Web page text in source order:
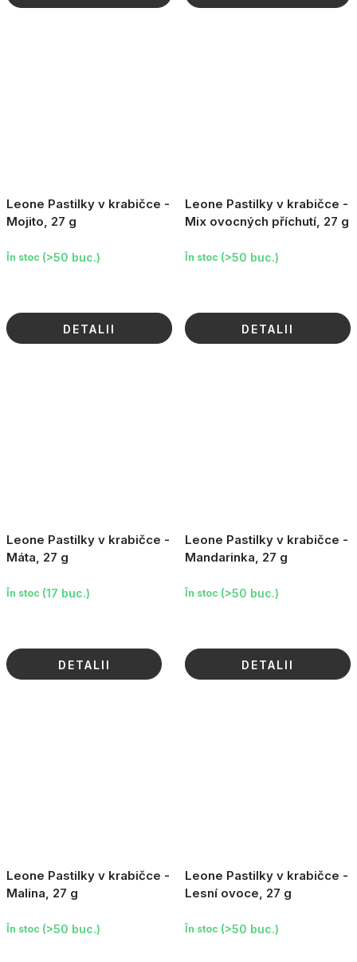
Leone Pastilky v krabičce -
Mojito, 27 g
În stoc (>50 buc.)
DETALII
Leone Pastilky v krabičce -
Mix ovocných příchutí, 27 g
În stoc (>50 buc.)
DETALII
Leone Pastilky v krabičce -
Máta, 27 g
În stoc (17 buc.)
DETALII
Leone Pastilky v krabičce -
Mandarinka, 27 g
În stoc (>50 buc.)
DETALII
Leone Pastilky v krabičce -
Malina, 27 g
În stoc (>50 buc.)
Leone Pastilky v krabičce -
Lesní ovoce, 27 g
În stoc (>50 buc.)